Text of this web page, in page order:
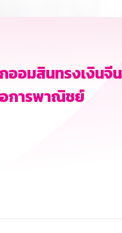
ออมสินทรงเงินจีน
อการพาณิชย์